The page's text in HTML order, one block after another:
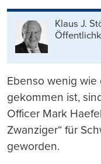
Klaus J.
Ebenso wenig wie
gekommen ist,
Officer Mark
Zwanziger“ für
geworden.